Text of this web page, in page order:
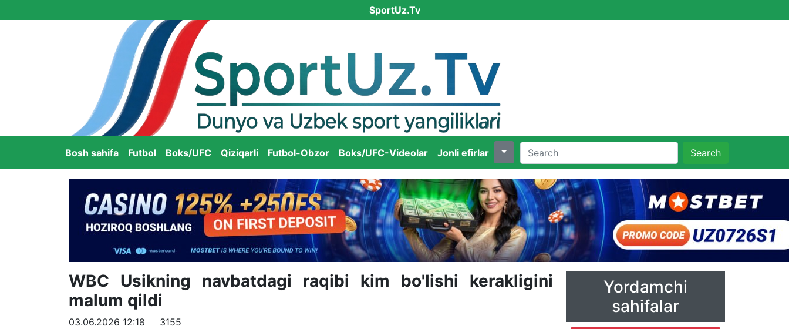
SportUz.Tv
Bosh sahifa Futbol Boks/UFC Qiziqarli Futbol-Obzor Boks/UFC-Videolar Jonli efirlar Search
WBC Usikning navbatdagi raqibi kim bo'lishi kerakligini
malum qildi
03.06.2026 12:18 3155
Yordamchi
sahifalar